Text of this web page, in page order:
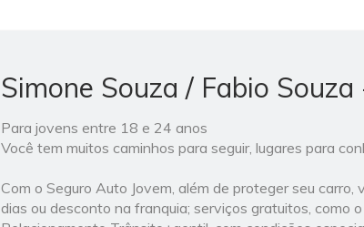
Simone Souza / Fabio
Para jovens entre 18 e 24 anos
Você tem muitos caminhos para seguir, lugares para
Com o Seguro Auto Jovem, além de proteger seu
dias ou desconto na franquia; serviços gratuitos, como